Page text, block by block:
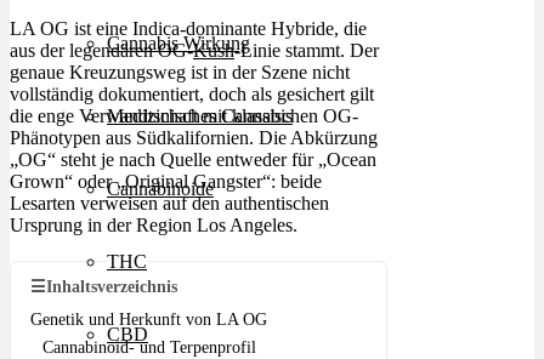
Cannabis Wirkung
Medizinisches Cannabis
Cannabinoide
THC
CBD
LA OG ist eine Indica-dominante Hybride, die
aus der legendären OG-Kush-Linie stammt. Der
genaue Kreuzungsweg ist in der Szene nicht
vollständig dokumentiert, doch als gesichert gilt
die enge Verwandtschaft mit klassischen OG-
Phänotypen aus Südkalifornien. Die Abkürzung
„OG“ steht je nach Quelle entweder für „Ocean
Grown“ oder „Original Gangster“: beide
Lesarten verweisen auf den authentischen
Ursprung in der Region Los Angeles.
☰Inhaltsverzeichnis
Genetik und Herkunft von LA OG
Cannabinoid- und Terpenprofil